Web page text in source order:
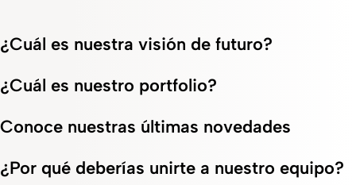
¿Cuál es nuestra visión de futuro?
¿Cuál es nuestro portfolio?
Conoce nuestras últimas novedades
¿Por qué deberías unirte a nuestro equipo?